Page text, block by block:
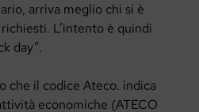
arriva meglio chi si è
L’intento è quindi
day”.
che il codice Ateco. indica
economiche (ATECO